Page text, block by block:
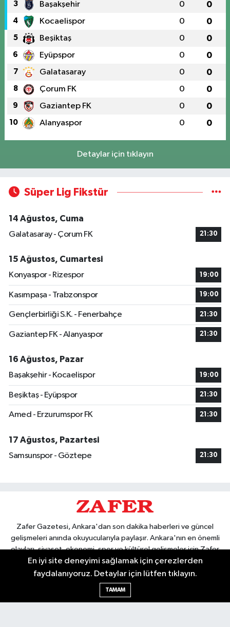
3 Başakşehir 0 0
4 Kocaelispor 0 0
5 Beşiktaş 0 0
6 Eyüpspor 0 0
7 Galatasaray 0 0
8 Çorum FK 0 0
9 Gaziantep FK 0 0
10 Alanyaspor 0 0
Detaylar için tıklayın
Süper Lig Fikstür
14 Ağustos, Cuma
Galatasaray - Çorum FK
21:30
15 Ağustos, Cumartesi
Konyaspor - Rizespor
19:00
Kasımpaşa - Trabzonspor 19:00
Gençlerbirliği S.K. - Fenerbahçe 21:30
Gaziantep FK - Alanyaspor 21:30
16 Ağustos, Pazar
Başakşehir - Kocaelispor
19:00
Beşiktaş - Eyüpspor 21:30
Amed - Erzurumspor FK 21:30
17 Ağustos, Pazartesi
Samsunspor - Göztepe
21:30
Zafer Gazetesi, Ankara'dan son dakika haberleri ve güncel
gelişmeleri anında okuyucularıyla paylaşır. Ankara'nın en önemli
olayları, siyaset, ekonomi, spor ve kültürel gelişmeler için Zafer
Gazetesi'ni takip edin. Başkentin güvendiği haber kaynağı.
En iyi site deneyimi sağlamak için çerezlerden
faydalanıyoruz. Detaylar için lütfen tıklayın.
TAMAM